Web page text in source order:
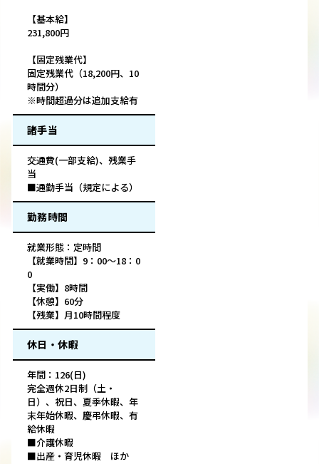
【基本給】
231,800円
【固定残業代】
固定残業代（18,200円、10
時間分）
※時間超過分は追加支給有
諸手当
交通費(一部支給)、残業手
当
■通勤手当（規定による）
勤務時間
就業形態：定時間
【就業時間】9：00～18：0
0
【実働】8時間
【休憩】60分
【残業】月10時間程度
休日・休暇
年間：126(日)
完全週休2日制（土・
日）、祝日、夏季休暇、年
末年始休暇、慶弔休暇、有
給休暇
■介護休暇
■出産・育児休暇 ほか